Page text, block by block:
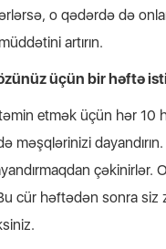
o qədərdə də
artırın.
üçün bir həftə
təmin etmək üçün hər 10
məşqlərinizi
çəkinirlər.
cür həftədən sonra